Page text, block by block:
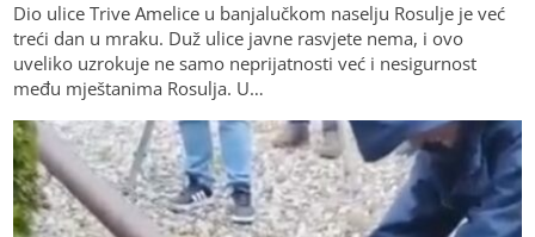
Dio ulice Trive Amelice u banjalučkom naselju Rosulje je već
treći dan u mraku. Duž ulice javne rasvjete nema, i ovo
uveliko uzrokuje ne samo neprijatnosti već i nesigurnost
među mještanima Rosulja. U…